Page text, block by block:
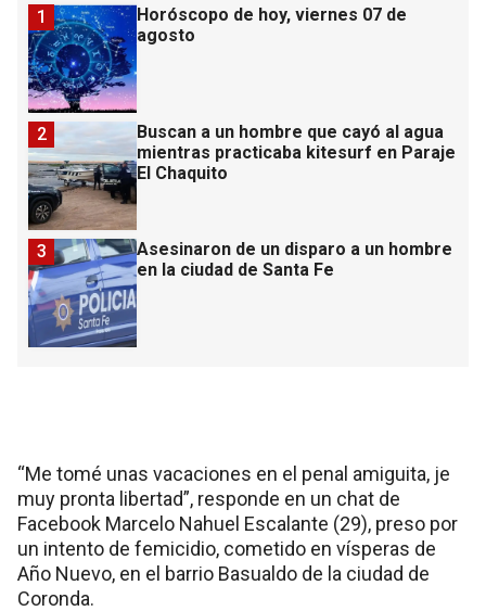
Horóscopo de hoy, viernes 07 de
agosto
1
Buscan a un hombre que cayó al agua
mientras practicaba kitesurf en Paraje
El Chaquito
2
Asesinaron de un disparo a un hombre
en la ciudad de Santa Fe
3
“Me tomé unas vacaciones en el penal amiguita, je
muy pronta libertad”, responde en un chat de
Facebook Marcelo Nahuel Escalante (29), preso por
un intento de femicidio, cometido en vísperas de
Año Nuevo, en el barrio Basualdo de la ciudad de
Coronda.